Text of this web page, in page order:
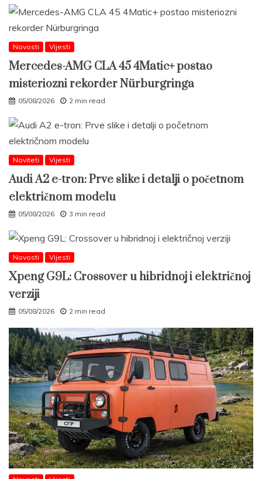
Novosti Vijesti
Mercedes-AMG CLA 45 4Matic+ postao
misteriozni rekorder Nürburgringa
05/08/2026 2 min read
Noviteti Vijesti
Audi A2 e-tron: Prve slike i detalji o početnom
električnom modelu
05/08/2026 3 min read
Novosti Vijesti
Xpeng G9L: Crossover u hibridnoj i električnoj
verziji
05/08/2026 2 min read